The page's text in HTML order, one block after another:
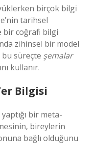
birçok bilgi
tarihsel
bir coğrafi bilgi
zihinsel bir model
süreçte şemalar
kullanır.
Bilgisi
bir meta-
bireylerin
bağlı olduğunu